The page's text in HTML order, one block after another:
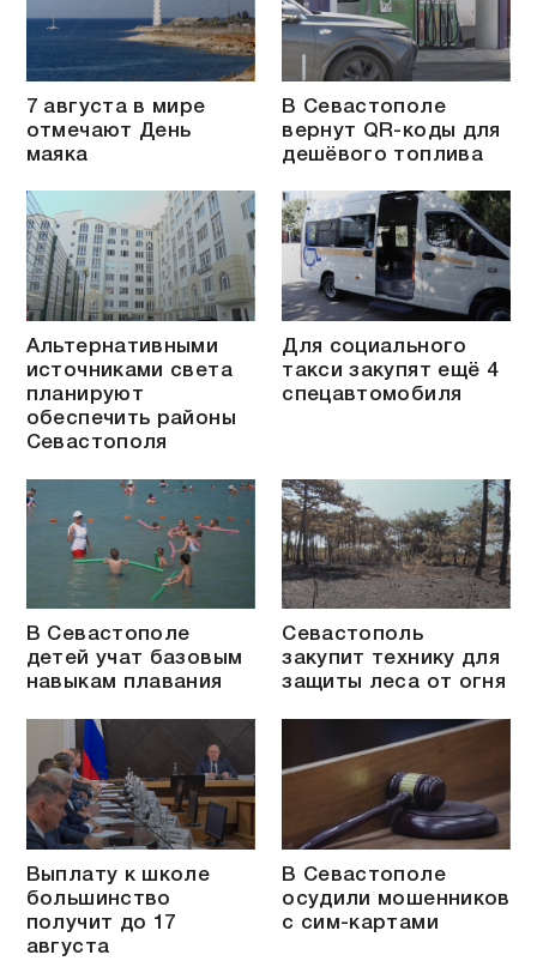
7 августа в мире
отмечают День
маяка
В Севастополе
вернут QR-коды для
дешёвого топлива
Альтернативными
источниками света
планируют
обеспечить районы
Севастополя
Для социального
такси закупят ещё 4
спецавтомобиля
В Севастополе
детей учат базовым
навыкам плавания
Севастополь
закупит технику для
защиты леса от огня
Выплату к школе
большинство
получит до 17
августа
В Севастополе
осудили мошенников
с сим-картами